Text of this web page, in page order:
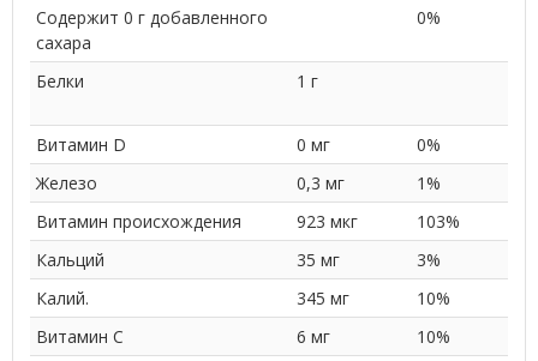
Содержит 0 г добавленного
сахара
0%
Белки 1 г
Витамин D 0 мг
0%
Железо
0,3 мг
1%
Витамин происхождения
923 мкг
103%
Кальций
35 мг
3%
Калий.
345 мг
10%
Витамин C
6 мг
10%